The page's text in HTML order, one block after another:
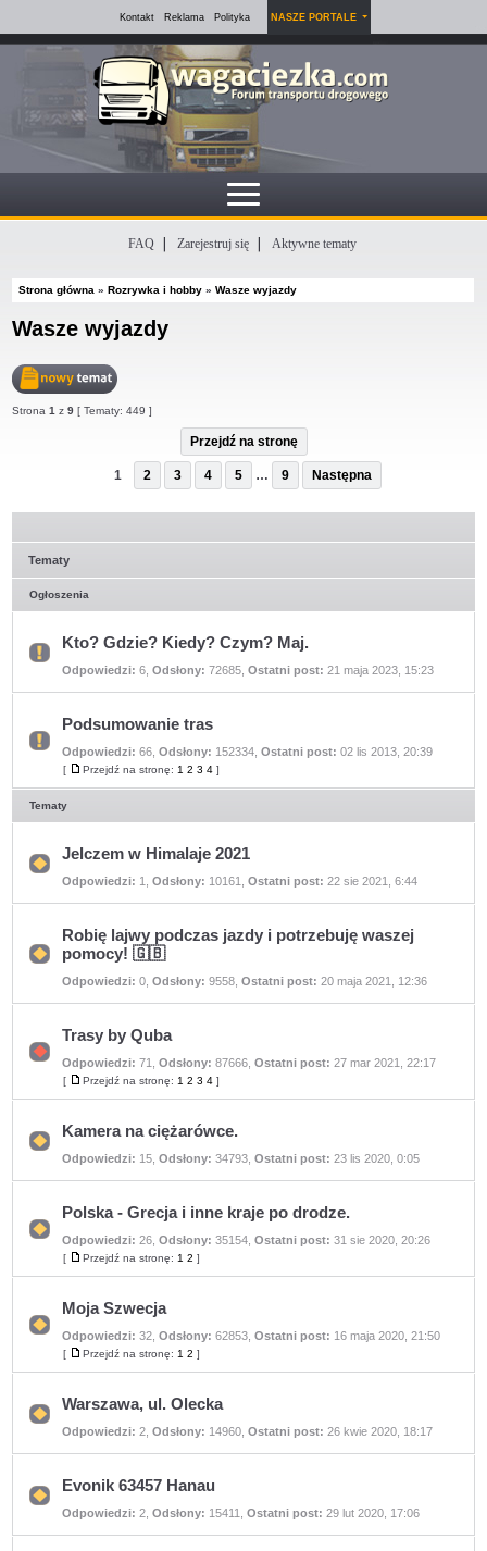
Kontakt Reklama Polityka NASZE PORTALE
FAQ Zarejestruj się Aktywne tematy
Strona główna »Rozrywka i hobby »Wasze wyjazdy
Wasze wyjazdy
temat
Strona1 z9 [ Tematy: 449 ]
Przejdź na stronę
1 2 3 4 5 … 9 Następna
Tematy
Ogłoszenia
Nie
nieprzeczytanych
Kto? Gdzie? Kiedy? Czym? Maj.
Odpowiedzi: 6 ,Odsłony: 72685 ,Ostatni post: 21 maja 2023, 15:23
Nie
ma
postów
Podsumowanie tras
Odpowiedzi: 66 ,Odsłony: 152334 ,Ostatni post: 02 lis 2013, 20:39
[
Przejdź
na
Przejdź na stronę: 1 2 3 4 ]
Tematy
Nie
nieprzeczytanych
Jelczem w Himalaje 2021
Odpowiedzi: 1 ,Odsłony: 10161 ,Ostatni post: 22 sie 2021, 6:44
ma
postów
Robię lajwy podczas jazdy i potrzebuję waszej
pomocy! 🇬🇧
Odpowiedzi: 0 ,Odsłony: 9558 ,Ostatni post: 20 maja 2021, 12:36
Nie
ma
postów
Trasy by Quba
Odpowiedzi: 71 ,Odsłony: 87666 ,Ostatni post: 27 mar 2021, 22:17
[
Przejdź
na
Przejdź na stronę: 1 2 3 4 ]
Nie
nieprzeczytanych
Kamera na ciężarówce.
Odpowiedzi: 15 ,Odsłony: 34793 ,Ostatni post: 23 lis 2020, 0:05
Nie
ma
postów
Polska - Grecja i inne kraje po drodze.
Odpowiedzi: 26 ,Odsłony: 35154 ,Ostatni post: 31 sie 2020, 20:26
[
Przejdź
na
Przejdź na stronę: 1 2 ]
Nie
ma
postów
Moja Szwecja
Odpowiedzi: 32 ,Odsłony: 62853 ,Ostatni post: 16 maja 2020, 21:50
[
Przejdź
na
Przejdź na stronę: 1 2 ]
Nie
nieprzeczytanych
Warszawa, ul. Olecka
Odpowiedzi: 2 ,Odsłony: 14960 ,Ostatni post: 26 kwie 2020, 18:17
Nie
nieprzeczytanych
Evonik 63457 Hanau
Odpowiedzi: 2 ,Odsłony: 15411 ,Ostatni post: 29 lut 2020, 17:06